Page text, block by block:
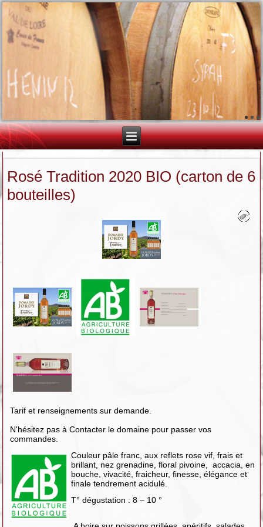
Rosé Tradition 2020 BIO (carton de 6
bouteilles)
Tarif et renseignements sur demande.
N'hésitez pas à Contacter le domaine pour passer vos
commandes.
Couleur pâle franc, aux reflets rose vif, frais et
brillant, nez grenadine, floral pivoine, accacia, en
bouche, vivacité, fraicheur, finesse, élégance et
finale tendrement acidulé.
T° dégustation : 8 – 10 °